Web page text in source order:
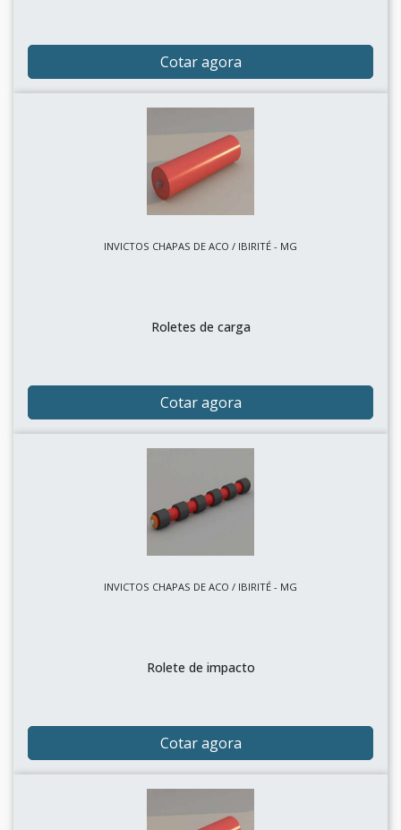
Cotar agora
INVICTOS CHAPAS DE ACO / IBIRITÉ - MG
Roletes de carga
Cotar agora
INVICTOS CHAPAS DE ACO / IBIRITÉ - MG
Rolete de impacto
Cotar agora